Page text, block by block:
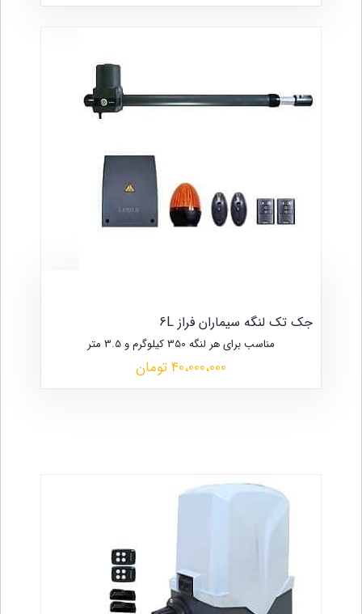
جک تک لنگه سیماران فراز 6L
مناسب برای هر لنگه 350 کیلوگرم و 3.5 متر
40،000،000 تومان